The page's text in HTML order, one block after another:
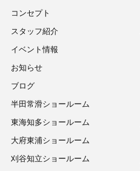
コンセプト
スタッフ紹介
イベント情報
お知らせ
ブログ
半田常滑ショールーム
東海知多ショールーム
大府東浦ショールーム
刈谷知立ショールーム